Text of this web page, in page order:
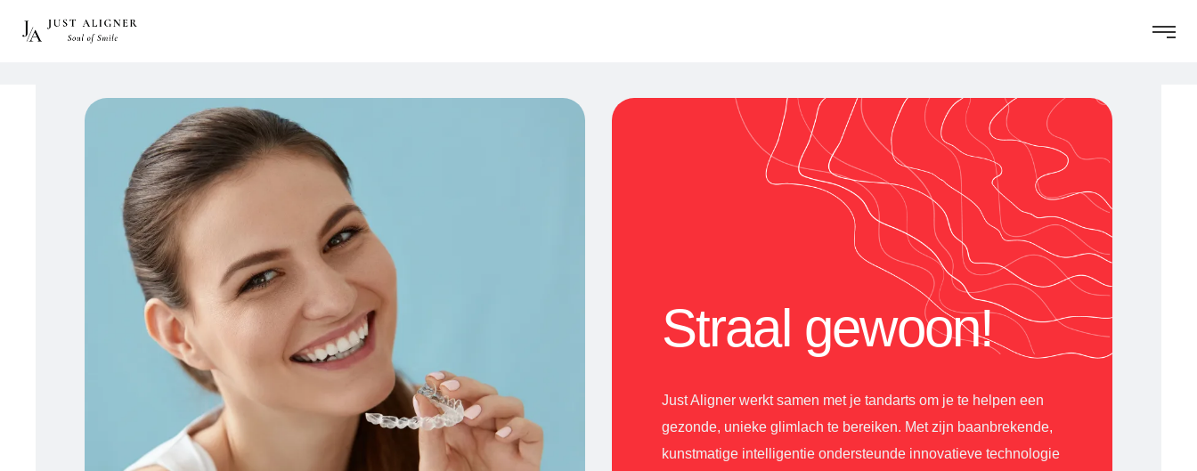
Straal gewoon!
Just Aligner werkt samen met je tandarts om je te helpen een
gezonde, unieke glimlach te bereiken. Met zijn baanbrekende,
kunstmatige intelligentie ondersteunde innovatieve technologie